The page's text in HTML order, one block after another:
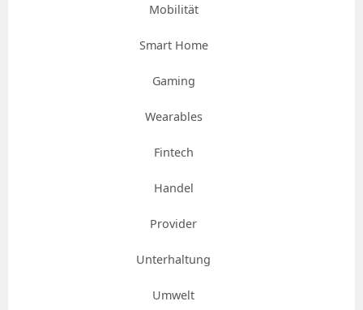
Mobilität
Smart Home
Gaming
Wearables
Fintech
Handel
Provider
Unterhaltung
Umwelt